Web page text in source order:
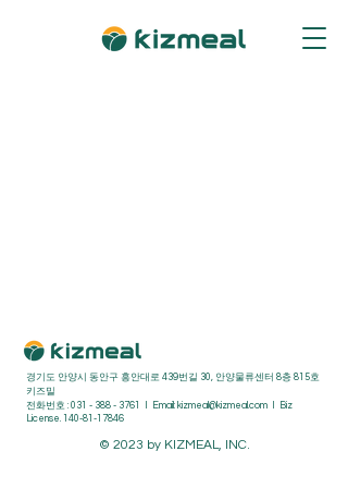
경기도 안양시 동안구 흥안대로 439번길 30, 안양물류센터 8층 815호
키즈밀
전화번호 : 031 - 388 - 3761 I Email: kizmeal@kizmeal.com I Biz
License.
140-81-17846
© 2023 by KIZMEAL, INC.